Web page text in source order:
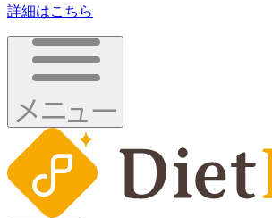
詳細はこちら